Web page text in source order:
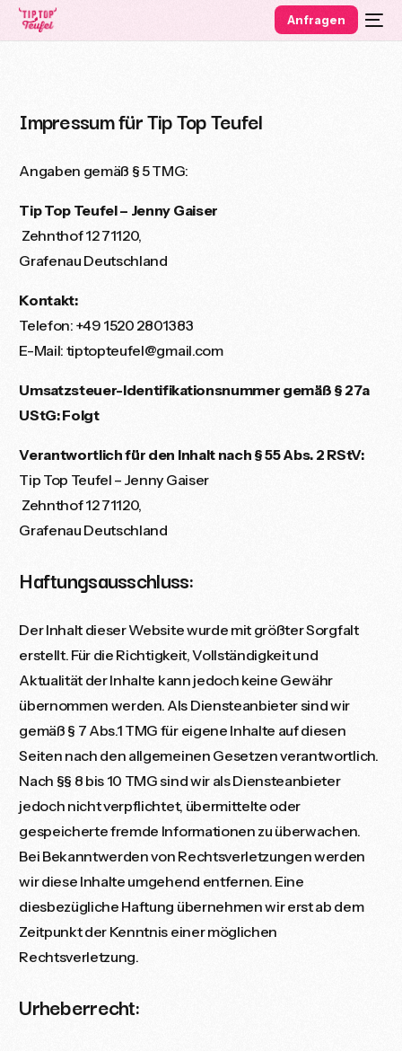
Anfragen
Impressum für Tip Top Teufel
Angaben gemäß § 5 TMG:
Tip Top Teufel – Jenny Gaiser
Zehnthof 12 71120,
Grafenau Deutschland
Kontakt:
Telefon: +49 1520 2801383
E-Mail: tiptopteufel@gmail.com
Umsatzsteuer-Identifikationsnummer gemäß § 27a
UStG: Folgt
Verantwortlich für den Inhalt nach § 55 Abs. 2 RStV:
Tip Top Teufel – Jenny Gaiser
Zehnthof 12 71120,
Grafenau Deutschland
Haftungsausschluss:
Der Inhalt dieser Website wurde mit größter Sorgfalt
erstellt. Für die Richtigkeit, Vollständigkeit und
Aktualität der Inhalte kann jedoch keine Gewähr
übernommen werden. Als Diensteanbieter sind wir
gemäß § 7 Abs.1 TMG für eigene Inhalte auf diesen
Seiten nach den allgemeinen Gesetzen verantwortlich.
Nach §§ 8 bis 10 TMG sind wir als Diensteanbieter
jedoch nicht verpflichtet, übermittelte oder
gespeicherte fremde Informationen zu überwachen.
Bei Bekanntwerden von Rechtsverletzungen werden
wir diese Inhalte umgehend entfernen. Eine
diesbezügliche Haftung übernehmen wir erst ab dem
Zeitpunkt der Kenntnis einer möglichen
Rechtsverletzung.
Urheberrecht: